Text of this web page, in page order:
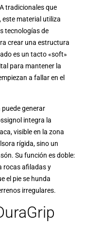
tradicionales que
este material utiliza
tecnologías de
crear una estructura
es un tacto «soft»
para mantener la
a fallar en el
generar
integra la
visible en la zona
rígida, sino un
Su función es doble:
rocas afiladas y
el pie se hunda
irregulares.